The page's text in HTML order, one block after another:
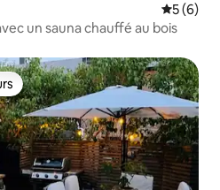
Note
5 (6)
un sauna chauffé au bois
les plus aimés